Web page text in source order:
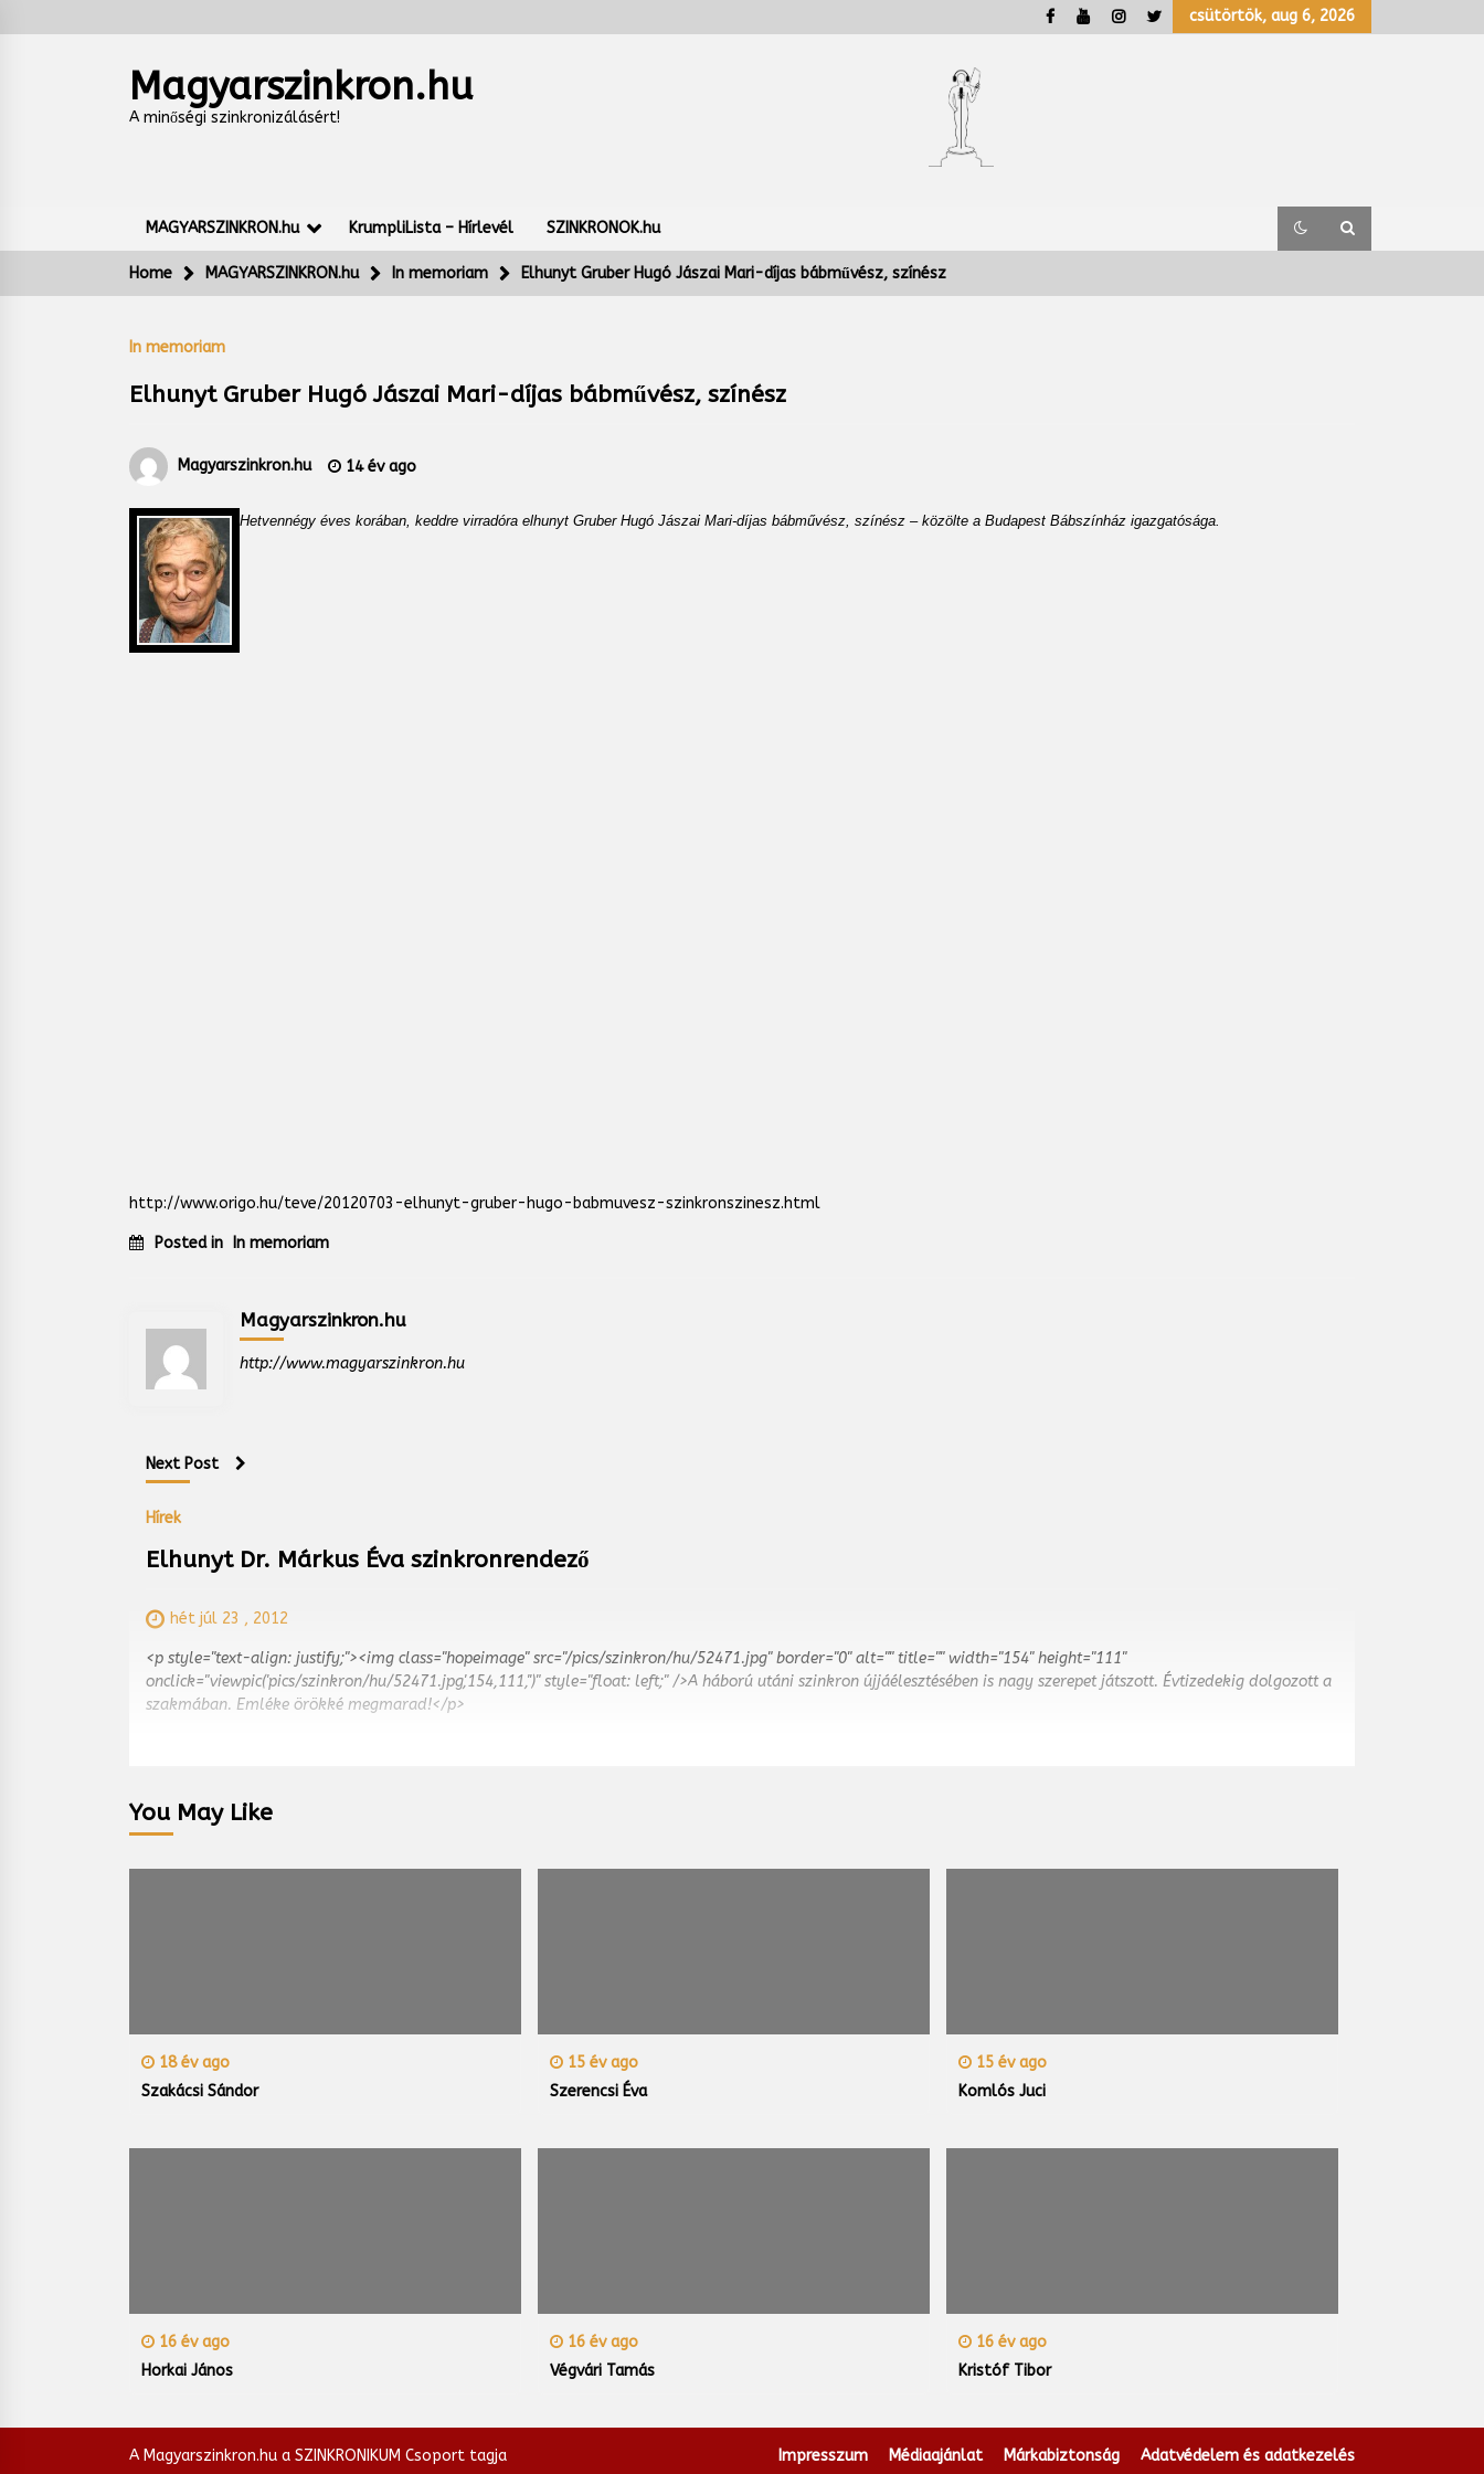
to
csütörtök, aug 6, 2026
Magyarszinkron.hu
A minőségi szinkronizálásért!
MAGYARSZINKRON.hu KrumpliLista – Hírlevél SZINKRONOK.hu
Home MAGYARSZINKRON.hu In memoriam Elhunyt Gruber Hugó Jászai Mari-díjas bábművész, színész
In memoriam
Elhunyt Gruber Hugó Jászai Mari-díjas bábművész, színész
Magyarszinkron.hu 14 év ago
Hetvennégy éves korában, keddre virradóra elhunyt Gruber Hugó Jászai Mari-díjas bábművész, színész – közölte a Budapest Bábszínház igazgatósága.
http://www.origo.hu/teve/20120703-elhunyt-gruber-hugo-babmuvesz-szinkronszinesz.html
Posted in In memoriam
Magyarszinkron.hu
http://www.magyarszinkron.hu
Next Post
Hírek
Elhunyt Dr. Márkus Éva szinkronrendező
hét júl 23 , 2012
<p style="text-align: justify;"><img class="hopeimage" src="/pics/szinkron/hu/52471.jpg" border="0" alt="" title="" width="154" height="111"
onclick="viewpic('pics/szinkron/hu/52471.jpg',154,111,'')" style="float: left;" />A háború utáni szinkron újjáélesztésében is nagy szerepet játszott. Évtizedekig dolgozott a
szakmában. Emléke örökké megmarad!</p>
You May Like
18 év ago
Szakácsi Sándor
15 év ago
Szerencsi Éva
15 év ago
Komlós Juci
16 év ago
Horkai János
16 év ago
Végvári Tamás
16 év ago
Kristóf Tibor
A Magyarszinkron.hu a SZINKRONIKUM Csoport tagja Impresszum Médiaajánlat Márkabiztonság Adatvédelem és adatkezelés